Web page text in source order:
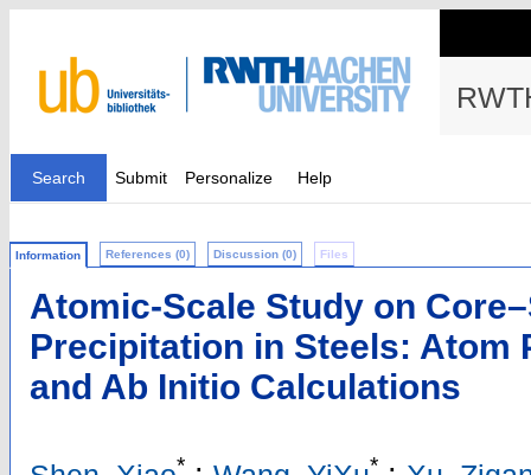
Search Submit Personalize Help
Information References (0) Discussion (0) Files
Atomic-Scale Study on
Precipitation in Steels: Atom
and Ab Initio Calculations
* *